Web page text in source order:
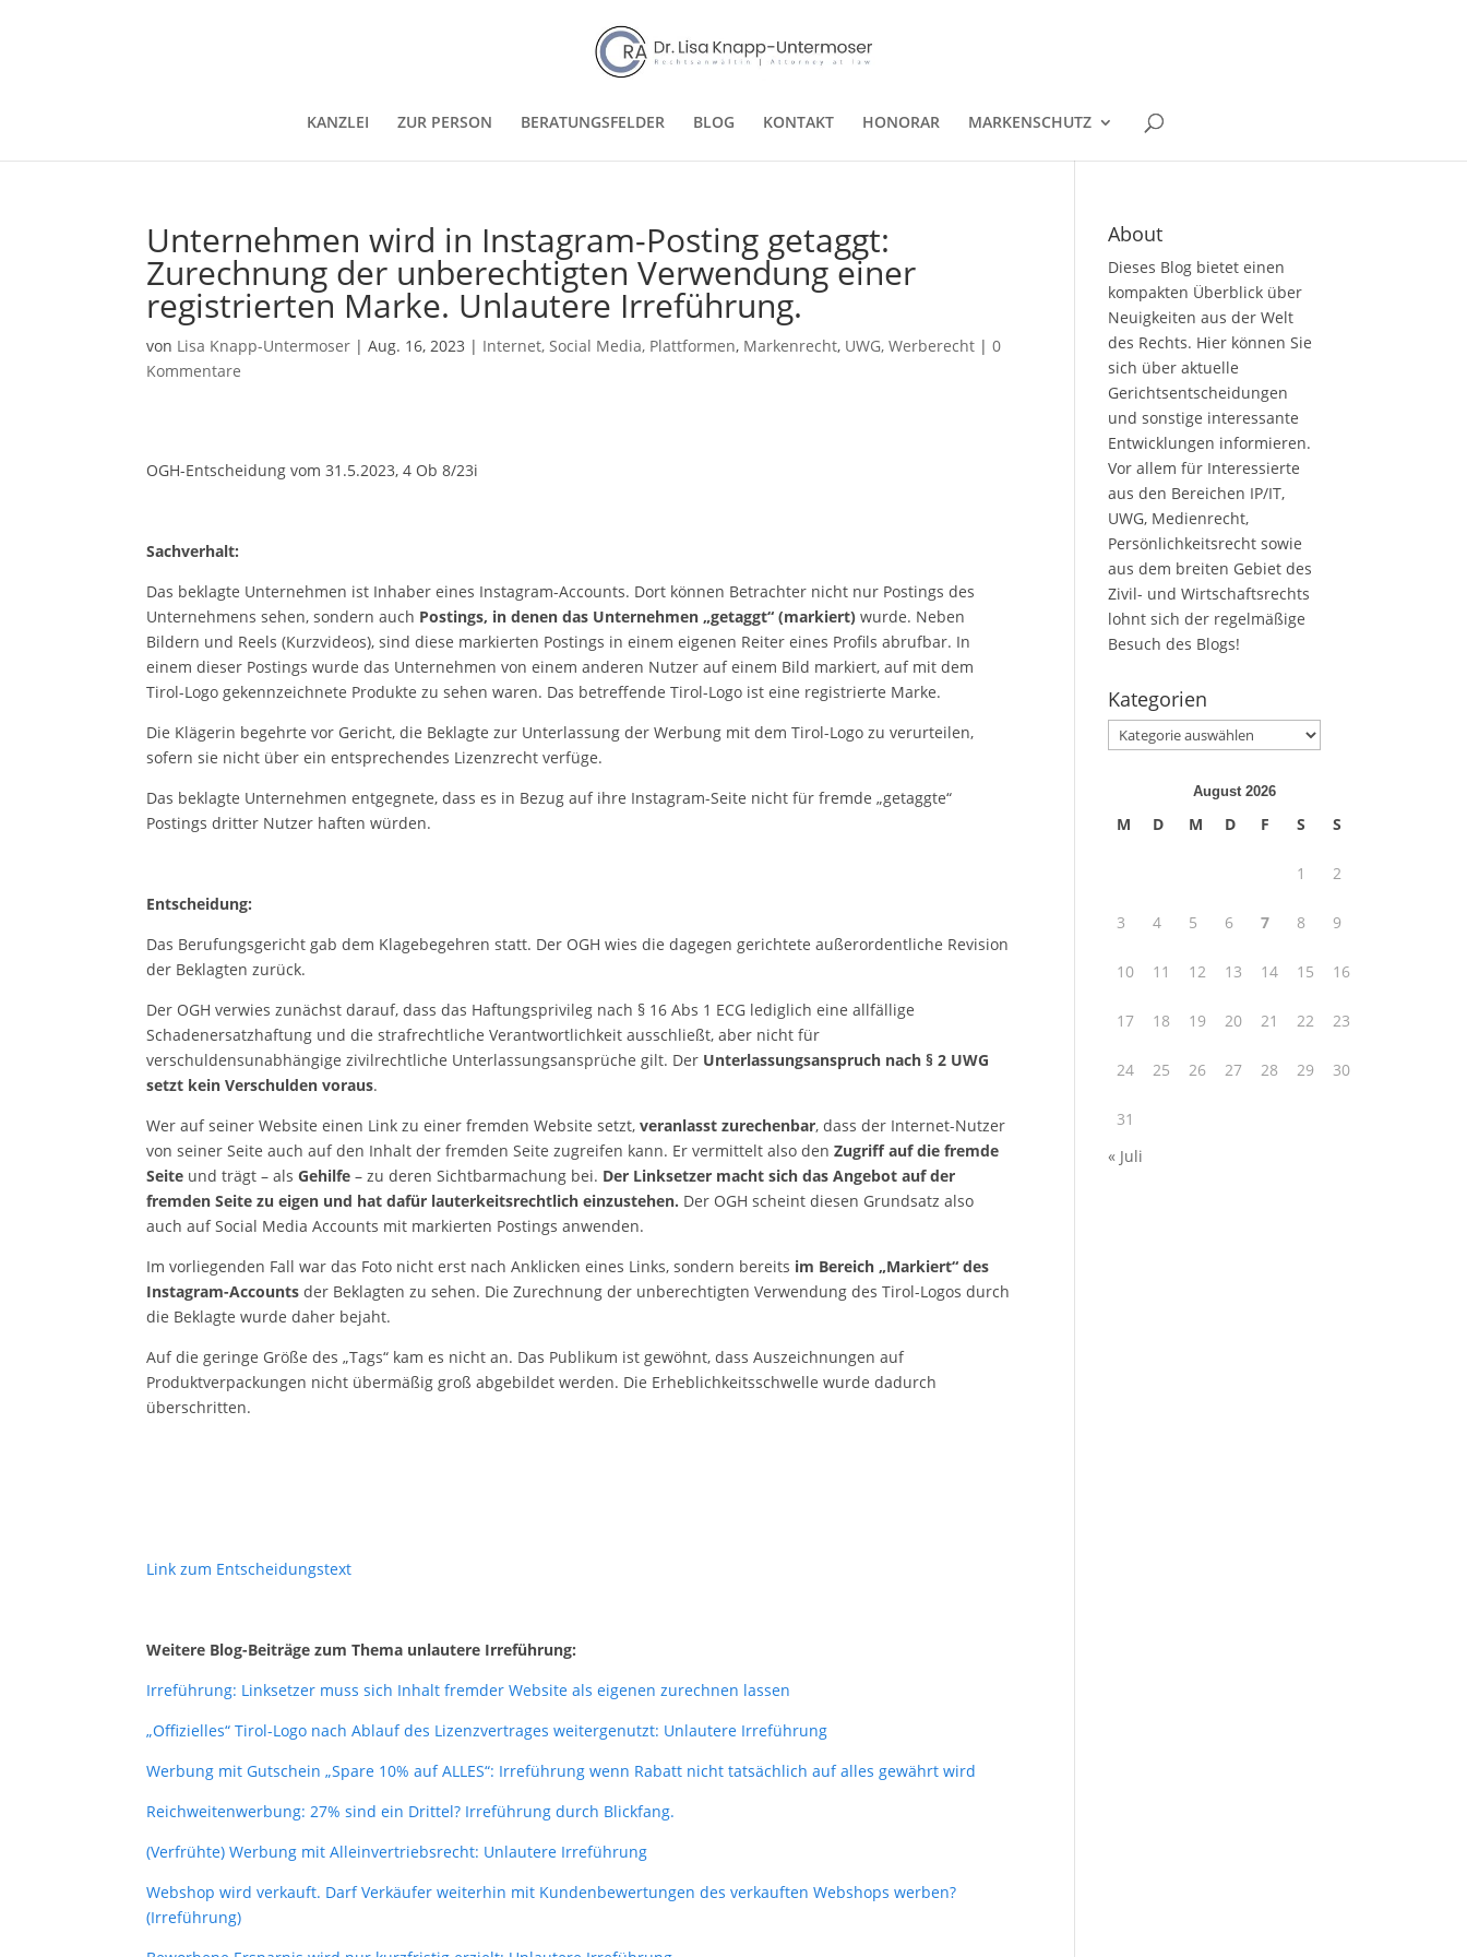
KANZLEI ZUR PERSON BERATUNGSFELDER BLOG KONTAKT HONORAR MARKENSCHUTZ
Unternehmen wird in Instagram-Posting getaggt:
Zurechnung der unberechtigten Verwendung einer
registrierten Marke. Unlautere Irreführung.
von Lisa Knapp-Untermoser |Aug. 16, 2023 | Internet, Social Media, Plattformen, Markenrecht, UWG, Werberecht |0
Kommentare
OGH-Entscheidung vom 31.5.2023, 4 Ob 8/23i
Sachverhalt:
Das beklagte Unternehmen ist Inhaber eines Instagram-Accounts. Dort können Betrachter nicht nur Postings des
Unternehmens sehen, sondern auch Postings, in denen das Unternehmen „getaggt“ (markiert) wurde. Neben
Bildern und Reels (Kurzvideos), sind diese markierten Postings in einem eigenen Reiter eines Profils abrufbar. In
einem dieser Postings wurde das Unternehmen von einem anderen Nutzer auf einem Bild markiert, auf mit dem
Tirol-Logo gekennzeichnete Produkte zu sehen waren. Das betreffende Tirol-Logo ist eine registrierte Marke.
Die Klägerin begehrte vor Gericht, die Beklagte zur Unterlassung der Werbung mit dem Tirol-Logo zu verurteilen,
sofern sie nicht über ein entsprechendes Lizenzrecht verfüge.
Das beklagte Unternehmen entgegnete, dass es in Bezug auf ihre Instagram-Seite nicht für fremde „getaggte“
Postings dritter Nutzer haften würden.
Entscheidung:
Das Berufungsgericht gab dem Klagebegehren statt. Der OGH wies die dagegen gerichtete außerordentliche Revision
der Beklagten zurück.
Der OGH verwies zunächst darauf, dass das Haftungsprivileg nach § 16 Abs 1 ECG lediglich eine allfällige
Schadenersatzhaftung und die strafrechtliche Verantwortlichkeit ausschließt, aber nicht für
verschuldensunabhängige zivilrechtliche Unterlassungsansprüche gilt. Der Unterlassungsanspruch nach § 2 UWG
setzt kein Verschulden voraus.
Wer auf seiner Website einen Link zu einer fremden Website setzt,veranlasst zurechenbar, dass der Internet-Nutzer
von seiner Seite auch auf den Inhalt der fremden Seite zugreifen kann. Er vermittelt also denZugriff auf die fremde
Seite und trägt – alsGehilfe – zu deren Sichtbarmachung bei. Der Linksetzer macht sich das Angebot auf der
fremden Seite zu eigen und hat dafür lauterkeitsrechtlich einzustehen. Der OGH scheint diesen Grundsatz also
auch auf Social Media Accounts mit markierten Postings anwenden.
Im vorliegenden Fall war das Foto nicht erst nach Anklicken eines Links, sondern bereits im Bereich „Markiert“ des
Instagram-Accounts der Beklagten zu sehen. Die Zurechnung der unberechtigten Verwendung des Tirol-Logos durch
die Beklagte wurde daher bejaht.
Auf die geringe Größe des „Tags“ kam es nicht an. Das Publikum ist gewöhnt, dass Auszeichnungen auf
Produktverpackungen nicht übermäßig groß abgebildet werden. Die Erheblichkeitsschwelle wurde dadurch
überschritten.
Link zum Entscheidungstext
Weitere Blog-Beiträge zum Thema unlautere Irreführung:
Irreführung: Linksetzer muss sich Inhalt fremder Website als eigenen zurechnen lassen
„Offizielles“ Tirol-Logo nach Ablauf des Lizenzvertrages weitergenutzt: Unlautere Irreführung
Werbung mit Gutschein „Spare 10% auf ALLES“: Irreführung wenn Rabatt nicht tatsächlich auf alles gewährt wird
Reichweitenwerbung: 27% sind ein Drittel? Irreführung durch Blickfang.
(Verfrühte) Werbung mit Alleinvertriebsrecht: Unlautere Irreführung
Webshop wird verkauft. Darf Verkäufer weiterhin mit Kundenbewertungen des verkauften Webshops werben?
(Irreführung)
About
Dieses Blog bietet einen
kompakten Überblick über
Neuigkeiten aus der Welt
des Rechts. Hier können Sie
sich über aktuelle
Gerichtsentscheidungen
und sonstige interessante
Entwicklungen informieren.
Vor allem für Interessierte
aus den Bereichen IP/IT,
UWG, Medienrecht,
Persönlichkeitsrecht sowie
aus dem breiten Gebiet des
Zivil- und Wirtschaftsrechts
lohnt sich der regelmäßige
Besuch des Blogs!
Kategorien
Kategorien
August 2026
M D M D F S S
1 2
3 4 5 6 7 8 9
10 11 12 13 14 15 16
17 18 19 20 21 22 23
24 25 26 27 28 29 30
31
« Juli